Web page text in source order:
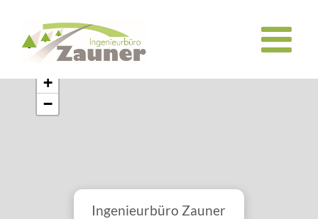
Inhalt
springen
Ingenieurbüro Zauner
+
−